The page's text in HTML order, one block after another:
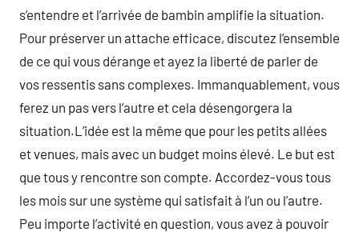
s’entendre et l’arrivée de bambin amplifie la situation.
Pour préserver un attache efficace, discutez l’ensemble
de ce qui vous dérange et ayez la liberté de parler de
vos ressentis sans complexes. Immanquablement, vous
ferez un pas vers l’autre et cela désengorgera la
situation.L’idée est la même que pour les petits allées
et venues, mais avec un budget moins élevé. Le but est
que tous y rencontre son compte. Accordez-vous tous
les mois sur une système qui satisfait à l’un ou l’autre.
Peu importe l’activité en question, vous avez à pouvoir